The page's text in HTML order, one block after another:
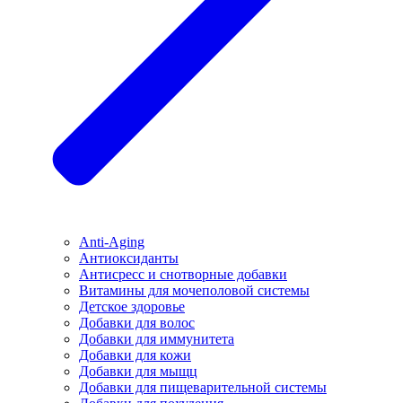
Anti-Aging
Антиоксиданты
Антисресс и снотворные добавки
Витамины для мочеполовой системы
Детское здоровье
Добавки для волос
Добавки для иммунитета
Добавки для кожи
Добавки для мыщц
Добавки для пищеварительной системы